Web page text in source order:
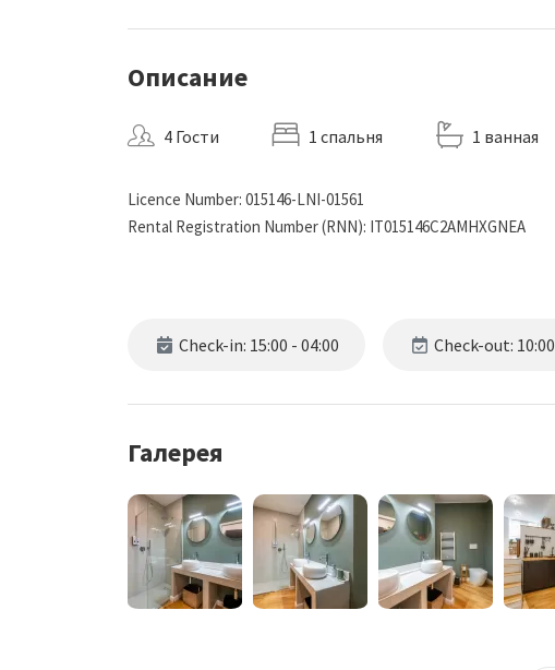
Описание
4 Гости 1 cпальня 1 ванная
Licence Number: 015146-LNI-01561
Rental Registration Number (RNN): IT015146C2AMHXGNEA
Check-in: 15:00 - 04:00 Check-out: 10:00
Галерея